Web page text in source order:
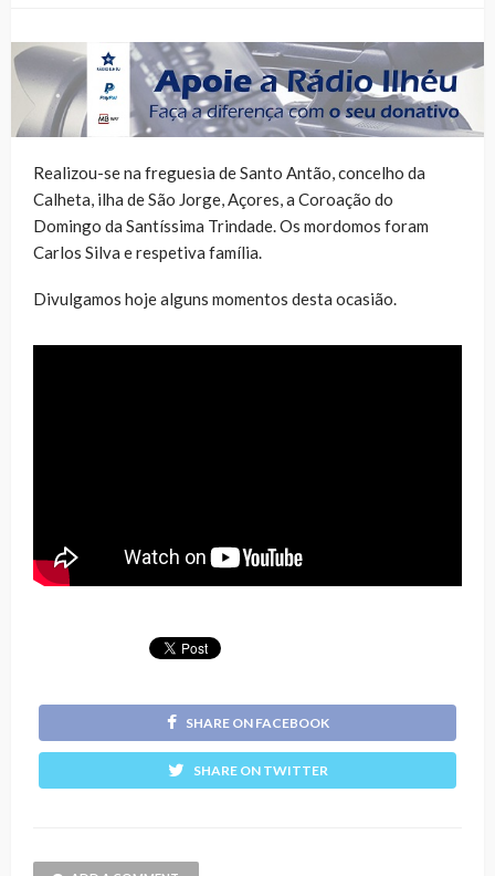
Realizou-se na freguesia de Santo Antão, concelho da
Calheta, ilha de São Jorge, Açores, a Coroação do
Domingo da Santíssima Trindade. Os mordomos foram
Carlos Silva e respetiva família.
Divulgamos hoje alguns momentos desta ocasião.
SHARE ON FACEBOOK
SHARE ON TWITTER